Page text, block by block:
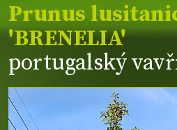
Prunus
'BRENELIA'
portugalský